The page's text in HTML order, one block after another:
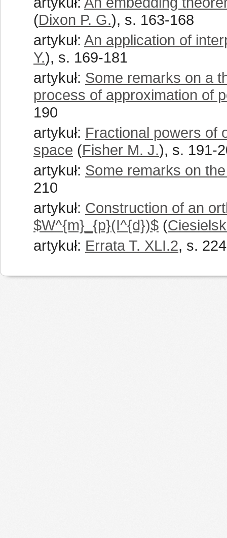
(Dixon P. G.), s. 163-168
artykuł: An application of
Y.), s. 169-181
artykuł: Some remarks on a
process of approximation of
190
artykuł: Fractional powers of
space (Fisher M. J.), s. 191-
artykuł: Some remarks on
210
artykuł: Construction of an
$W^{m}_{p}(I^{d})$ (
artykuł: Errata T. XLI.2, s. 224